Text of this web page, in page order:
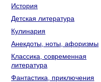
История
Детская литература
Кулинария
Анекдоты, ноты, афоризмы
Классика, современная
литература
Фантастика, приключения